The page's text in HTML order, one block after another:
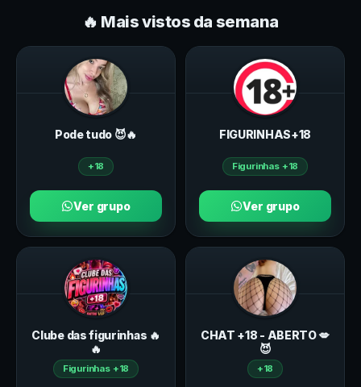
🔥 Mais vistos da semana
Pode tudo 😈🔥
+18
Ver grupo
FIGURINHAS+18
Figurinhas +18
Ver grupo
Clube das figurinhas 🔥
🔥
Figurinhas +18
CHAT +18 - ABERTO 💋
😈
+18